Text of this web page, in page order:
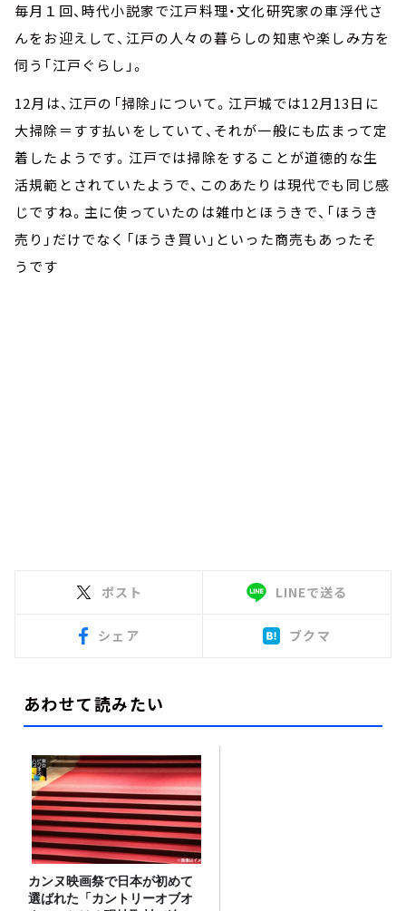
毎月１回、時代小説家で江戸料理・文化研究家の車浮代さ
んをお迎えして、江戸の人々の暮らしの知恵や楽しみ方を
伺う「江戸ぐらし」。
12月は、江戸の「掃除」について。江戸城では12月13日に
大掃除＝すす払いをしていて、それが一般にも広まって定
着したようです。江戸では掃除をすることが道徳的な生
活規範とされていたようで、このあたりは現代でも同じ感
じですね。主に使っていたのは雑巾とほうきで、「ほうき
売り」だけでなく「ほうき買い」といった商売もあったそ
うです
ポスト LINEで送る
シェア ブクマ
あわせて読みたい
カンヌ映画祭で日本が初めて
選ばれた「カントリーオブオ